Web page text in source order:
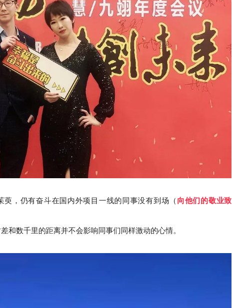
萸，仍有奋斗在国内外项目一线的同事没有到场 （ 向他们的敬业致
和数千里的距离并不会影响同事们同样激动的心情。